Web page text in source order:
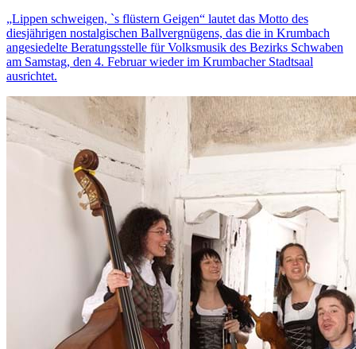
„Lippen schweigen, `s flüstern Geigen“ lautet das Motto des
diesjährigen nostalgischen Ballvergnügens, das die in Krumbach
angesiedelte Beratungsstelle für Volksmusik des Bezirks Schwaben
am Samstag, den 4. Februar wieder im Krumbacher Stadtsaal
ausrichtet.